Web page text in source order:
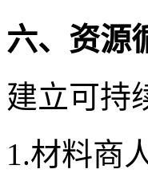
六、资源
建立可持
1.材料商